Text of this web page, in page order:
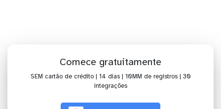
Comece gratuitamente
SEM cartão de crédito | 14 dias | 10MM de registros | 30
integrações